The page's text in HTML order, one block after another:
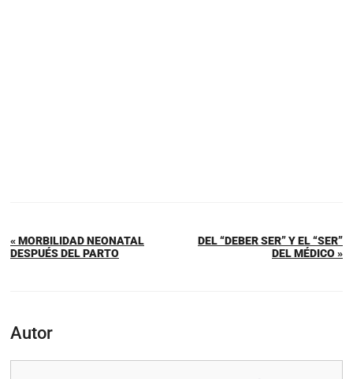
« MORBILIDAD NEONATAL
DESPUÉS DEL PARTO
DEL “DEBER SER” Y EL “SER”
DEL MÉDICO »
Autor